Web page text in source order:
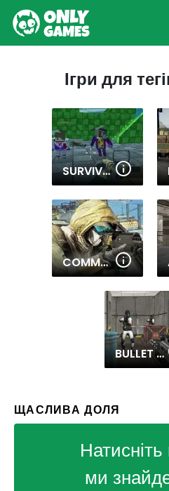
Ігри для
SURVIVAL SHOOTING XTREME CRAZY PIXEL COMBAT
COMMANDO IGI SHOOTING STRIKE
BULLET FURY
ЩАСЛИВА ДОЛЯ
Натисніть
ми